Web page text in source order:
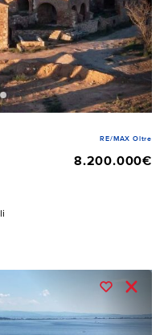
RE/MAX Oltre
8.200.000€